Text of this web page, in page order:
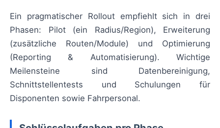
Ein pragmatischer Rollout empfiehlt sich in drei
Phasen: Pilot (ein Radius/Region), Erweiterung
(zusätzliche Routen/Module) und Optimierung
(Reporting & Automatisierung). Wichtige
Meilensteine sind Datenbereinigung,
Schnittstellentests und Schulungen für
Disponenten sowie Fahrpersonal.